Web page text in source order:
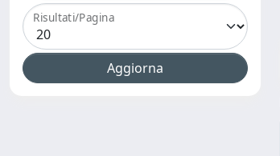
Risultati/Pagina